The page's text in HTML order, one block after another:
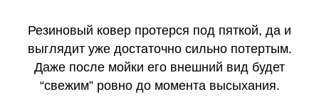
Резиновый ковер протерся под пяткой, да и
выглядит уже достаточно сильно потертым.
Даже после мойки его внешний вид будет
“свежим” ровно до момента высыхания.